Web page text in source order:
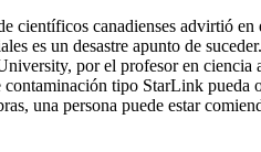
científicos canadienses advirtió
es un desastre apunto de
por el profesor en
tipo StarLink pueda
una persona puede estar